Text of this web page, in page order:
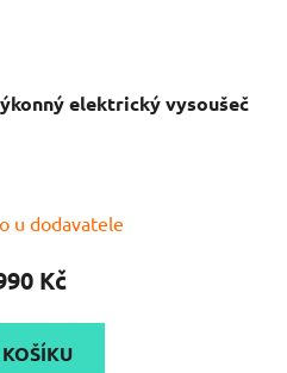
elektrický vysoušeč
u dodavatele
Kč